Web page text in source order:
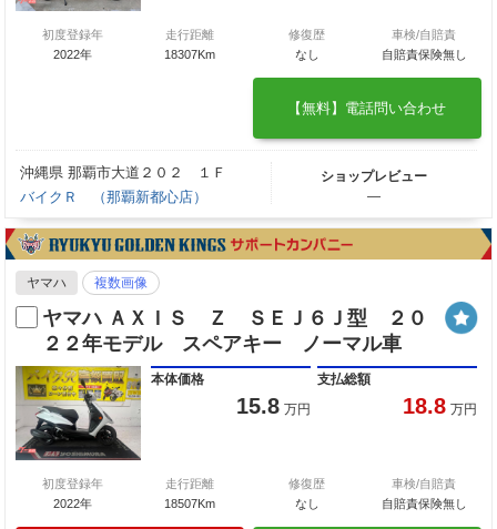
初度登録年
2022年
走行距離
18307Km
修復歴
なし
車検/自賠責
自賠責保険無し
【無料】電話問い合わせ
沖縄県 那覇市大道２０２ １Ｆ
バイクＲ （那覇新都心店）
ショップレビュー
―
ヤマハ 複数画像
ヤマハ ＡＸＩＳ Ｚ ＳＥＪ６Ｊ型 ２０
２２年モデル スペアキー ノーマル車
本体価格
15.8 万円
支払総額
18.8 万円
初度登録年
2022年
走行距離
18507Km
修復歴
なし
車検/自賠責
自賠責保険無し